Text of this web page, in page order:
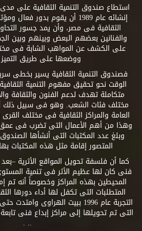
استطاع صندوق التنمية الثقافية على
إنشائه عام 1989 أن يقوم بدور
الثقافية فى مصر، وأن يمد جسور
والفنانين بعضهم البعض وبينهم وبين
على الكشف عن المواهب الشابة فى
ووضعها على طريق التميز
فصندوق التنمية الثقافية يسير
الوقت نحو تحقيق مفهوم التنمية
متكاملة تهدف لدعم الفنون والثقافة
مختلف فئات الشعب. وهو فى سبيل ذلك
العامة والمراكز الثقافية فى مختلف القرى
وهذا من أهم الأعمال التى تضرب فى عمق
وبلغ عدد المكتبات التى أنشأها
المتصور إقامة مثل هذه المكتبات بها
كما أن فلسفة تحويل المواقع الأثرية
فنى كان لها عظيم الأثر فى تنمية
المحيطين بهذه المراكز وخصوصاً أنه تم
المتطلبات التى تكفل لها أداء دورها
التجربة عام 1996 ببيت الهراوى
.. .